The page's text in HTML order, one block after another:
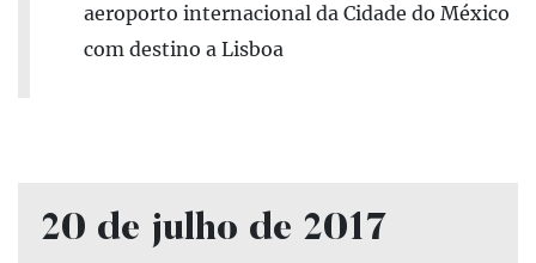
aeroporto internacional da Cidade do México
com destino a Lisboa
20 de julho de 2017